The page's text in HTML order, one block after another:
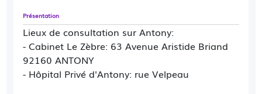
Présentation
Lieux de consultation sur Antony:
- Cabinet Le Zèbre: 63 Avenue Aristide Briand
92160 ANTONY
- Hôpital Privé d'Antony: rue Velpeau